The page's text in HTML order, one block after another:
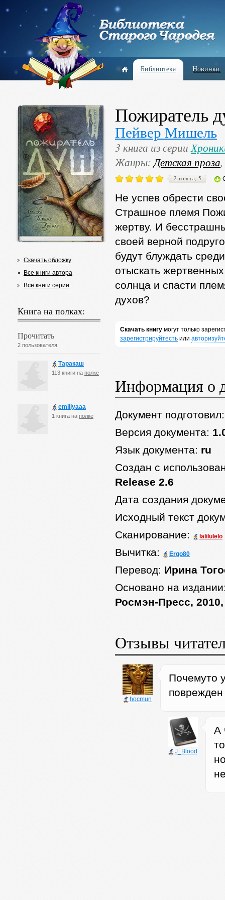
Библиотека Новинки
Скачать обложку
Все книги автора
Все книги серии
Книга на полках:
Прочитать
2 пользователя
Таракаш
113 книги на полке
emiliyaaa
1 книга на полке
Пожиратель
Пейвер Мишель
3 книга из серии
Жанры:Детская проза,
2 голоса, 5
Не успев обрести
Страшное племя
жертву. И
своей верной
будут блуждать
отыскать
солнца и спасти
духов?
Скачать книгумогут только
зарегистрируйтестьили
Информация о
Документ
Версия документа:
Язык документа: ru
Создан с
Release 2.6
Дата создания
Исходный текст
Сканирование:
lalilulelo
Вычитка: Ergo80
Перевод: Ирина
Основано на
Росмэн-Пресс,
Отзывы
hocmun
Почемуто
поврежден
J_Blood
А